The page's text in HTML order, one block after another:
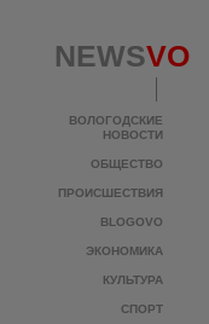
NEWSVO
ВОЛОГОДСКИЕ
НОВОСТИ
ОБЩЕСТВО
ПРОИСШЕСТВИЯ
BLOGOVO
ЭКОНОМИКА
КУЛЬТУРА
СПОРТ